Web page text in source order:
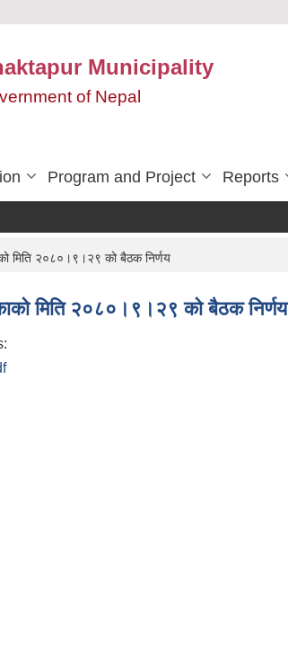
Municipality
of Nepal
Program and Project Reports
मिति २०८०।९।२९ को बैठक निर्णय
मिति २०८०।९।२९ को बैठक निर्णय